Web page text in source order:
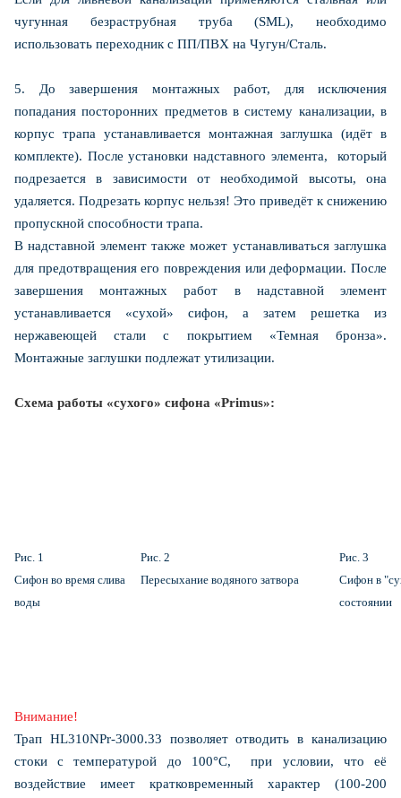
чугунная безраструбная труба (SML), необходимо
использовать переходник с ПП/ПВХ на Чугун/Сталь.
5. До завершения монтажных работ, для исключения
попадания посторонних предметов в систему канализации, в
корпус трапа устанавливается монтажная заглушка (идёт в
комплекте). После установки надставного элемента, который
подрезается в зависимости от необходимой высоты, она
удаляется. Подрезать корпус нельзя! Это приведёт к снижению
пропускной способности трапа.
В надставной элемент также может устанавливаться заглушка
для предотвращения его повреждения или деформации. После
завершения монтажных работ в надставной элемент
устанавливается «сухой» сифон, а затем решетка из
нержавеющей стали с покрытием «Темная бронза».
Монтажные заглушки подлежат утилизации.
Схема работы «сухого» сифона «Primus»:
Рис. 1
Сифон во время слива
воды
Рис. 2
Пересыхание водяного затвора
Рис. 3
Сифон в
состоянии
Внимание!
Трап HL310NPr-3000.33 позволяет отводить в канализацию
стоки с температурой до 100°С, при условии, что её
воздействие имеет кратковременный характер (100-200